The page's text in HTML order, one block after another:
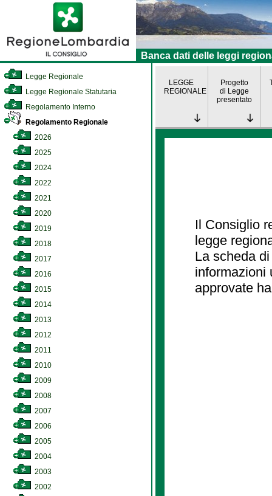
Banca dati delle leggi
Legge Regionale
Legge Regionale Statutaria
Regolamento Interno
Regolamento Regionale
2026
2025
2024
2022
2021
2020
2019
2018
2017
2016
2015
2014
2013
2012
2011
2010
2009
2008
2007
2006
2005
2004
2003
2002
LEGGE
REGIONALE
Progetto
di Legge
presentato
Il Consiglio
legge
La scheda
informazioni
approvate